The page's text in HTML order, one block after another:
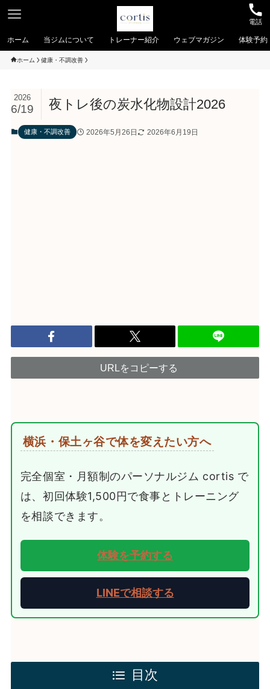
電話
ホーム 当ジムについて トレーナー紹介 ウェブマガジン 体験予約
ホーム 健康・不調改善
夜トレ後の炭水化物設計2026
2026
6/19
健康・不調改善 2026年5月26日 2026年6月19日
URLをコピーする
横浜・保土ヶ谷で体を変えたい方へ
完全個室・月額制のパーソナルジム cortis で
は、初回体験1,500円で食事とトレーニング
を相談できます。
体験を予約する
LINEで相談する
目次